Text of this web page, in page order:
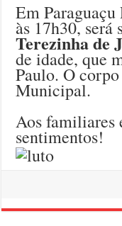
Em
às 17h30, será
Terezinha de
de idade, que
Paulo. O
Municipal.
Aos familiares
sentimentos!